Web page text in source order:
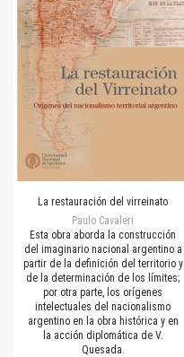
La restauración del virreinato
Paulo Cavaleri
Esta obra aborda la construcción
del imaginario nacional argentino a
partir de la definición del territorio y
de la determinación de los límites;
por otra parte, los orígenes
intelectuales del nacionalismo
argentino en la obra histórica y en
la acción diplomática de V.
Quesada.